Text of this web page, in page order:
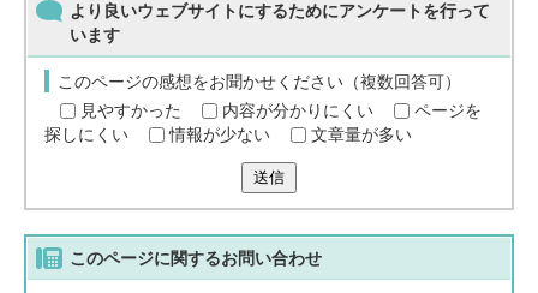
より良いウェブサイトにするためにアンケートを行って
います
このページの感想をお聞かせください（複数回答可）
見やすかった
内容が分かりにくい
ページを
探しにくい
情報が少ない 文章量が多い
送信
このページに関するお問い合わせ